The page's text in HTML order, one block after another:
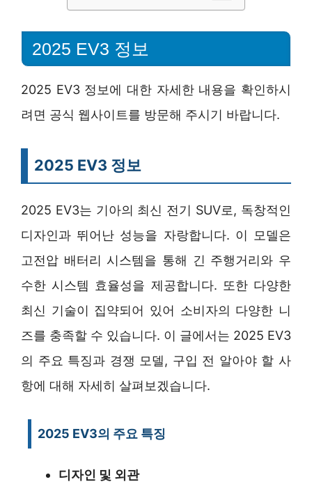
2025 EV3 정보
2025 EV3 정보에 대한 자세한 내용을 확인하시
려면 공식 웹사이트를 방문해 주시기 바랍니다.
2025 EV3 정보
2025 EV3는 기아의 최신 전기 SUV로, 독창적인
디자인과 뛰어난 성능을 자랑합니다. 이 모델은
고전압 배터리 시스템을 통해 긴 주행거리와 우
수한 시스템 효율성을 제공합니다. 또한 다양한
최신 기술이 집약되어 있어 소비자의 다양한 니
즈를 충족할 수 있습니다. 이 글에서는 2025 EV3
의 주요 특징과 경쟁 모델, 구입 전 알아야 할 사
항에 대해 자세히 살펴보겠습니다.
2025 EV3의 주요 특징
디자인 및 외관